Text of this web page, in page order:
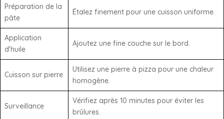
Préparation de la
pâte
Étalez finement pour une cuisson uniforme.
Application
d’huile
Ajoutez une fine couche sur le bord.
Cuisson sur pierre
Utilisez une pierre à pizza pour une chaleur
homogène.
Surveillance
Vérifiez après 10 minutes pour éviter les
brûlures.